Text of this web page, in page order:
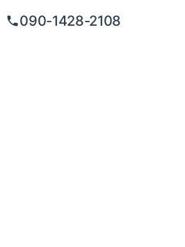
090-1428-2108